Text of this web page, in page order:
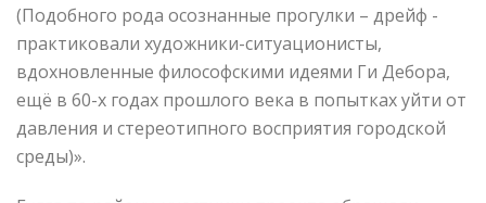
(Подобного рода осознанные прогулки – дрейф -
практиковали художники-ситуационисты,
вдохновленные философскими идеями Ги Дебора,
ещё в 60-х годах прошлого века в попытках уйти от
давления и стереотипного восприятия городской
среды)».